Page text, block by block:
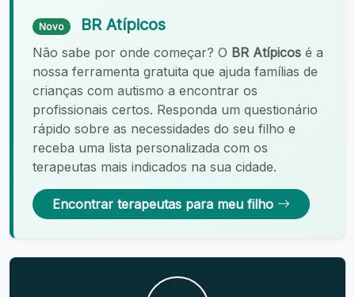
Novo BR Atípicos
Não sabe por onde começar? O BR Atípicos é a
nossa ferramenta gratuita que ajuda famílias de
crianças com autismo a encontrar os
profissionais certos. Responda um questionário
rápido sobre as necessidades do seu filho e
receba uma lista personalizada com os
terapeutas mais indicados na sua cidade.
Encontrar terapeutas para meu filho